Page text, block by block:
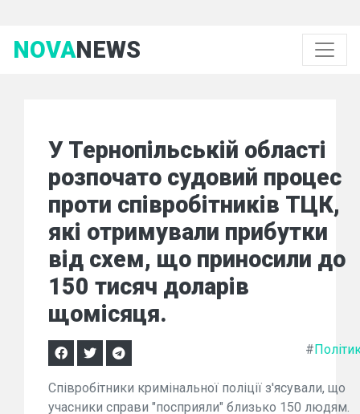
NOVANEWS
У Тернопільській області
розпочато судовий процес
проти співробітників ТЦК,
які отримували прибутки
від схем, що приносили до
150 тисяч доларів
щомісяця.
#
Співробітники кримінальної поліції з'ясували, що
учасники справи "посприяли" близько 150 людям.